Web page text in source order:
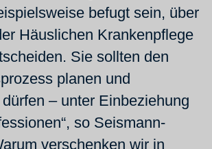
befugt sein, über
Häuslichen Krankenpflege
Sie sollten den
planen und
– unter Einbeziehung
so Seismann-
verschenken wir in